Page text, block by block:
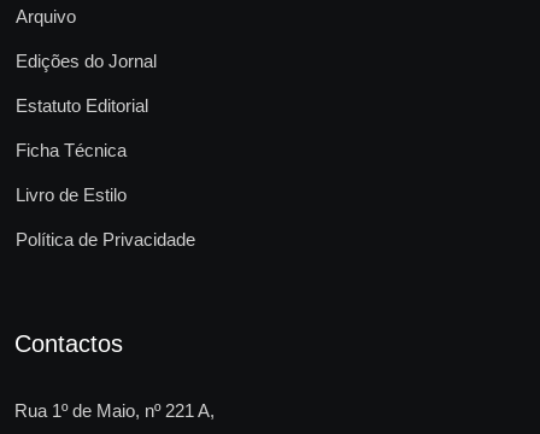
Arquivo
Edições do Jornal
Estatuto Editorial
Ficha Técnica
Livro de Estilo
Política de Privacidade
Contactos
Rua 1º de Maio, nº 221 A,